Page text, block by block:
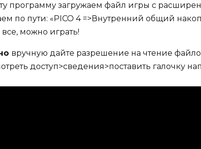
программу загружаем файл игры c
по пути: «PICO 4 =>Внутренний общий
все, можно играть!
вручную дайте разрешение на чтение
доступ>сведения>поставить галочку